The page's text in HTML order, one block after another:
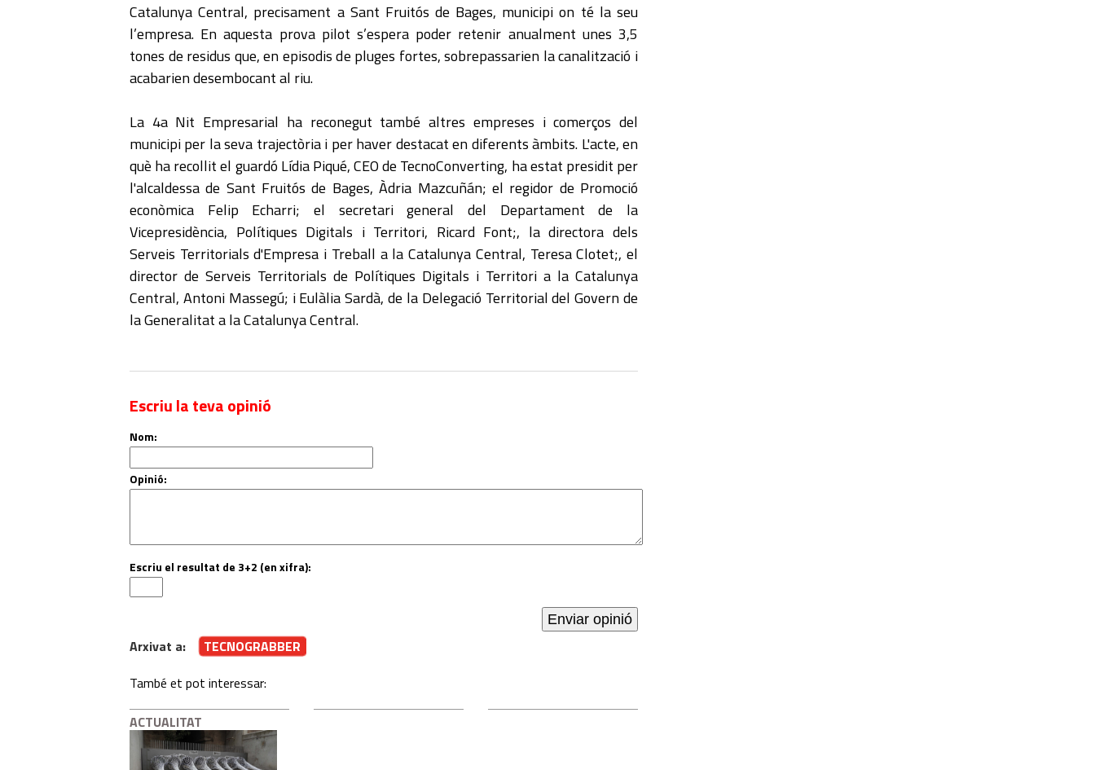
Catalunya Central, precisament a Sant Fruitós de Bages, municipi on té la seu
l’empresa. En aquesta prova pilot s’espera poder retenir anualment unes 3,5
tones de residus que, en episodis de pluges fortes, sobrepassarien la canalització i
acabarien desembocant al riu.
La 4a Nit Empresarial ha reconegut també altres empreses i comerços del
municipi per la seva trajectòria i per haver destacat en diferents àmbits. L'acte, en
què ha recollit el guardó Lídia Piqué, CEO de TecnoConverting, ha estat presidit per
l'alcaldessa de Sant Fruitós de Bages, Àdria Mazcuñán; el regidor de Promoció
econòmica Felip Echarri; el secretari general del Departament de la
Vicepresidència, Polítiques Digitals i Territori, Ricard Font;, la directora dels
Serveis Territorials d'Empresa i Treball a la Catalunya Central, Teresa Clotet;, el
director de Serveis Territorials de Polítiques Digitals i Territori a la Catalunya
Central, Antoni Massegú; i Eulàlia Sardà, de la Delegació Territorial del Govern de
la Generalitat a la Catalunya Central.
Escriu la teva opinió
Nom:
Opinió:
Escriu el resultat de 3+2 (en xifra):
Arxivat a:
TECNOGRABBER
També et pot interessar:
ACTUALITAT